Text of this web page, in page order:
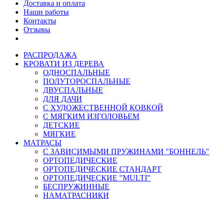
Доставка и оплата
Наши работы
Контакты
Отзывы
РАСПРОДАЖА
КРОВАТИ ИЗ ДЕРЕВА
ОДНОСПАЛЬНЫЕ
ПОЛУТОРОСПАЛЬНЫЕ
ДВУСПАЛЬНЫЕ
ДЛЯ ДАЧИ
С ХУДОЖЕСТВЕННОЙ КОВКОЙ
С МЯГКИМ ИЗГОЛОВЬЕМ
ДЕТСКИЕ
МЯГКИЕ
МАТРАСЫ
С ЗАВИСИМЫМИ ПРУЖИНАМИ "БОННЕЛЬ"
ОРТОПЕДИЧЕСКИЕ
ОРТОПЕДИЧЕСКИЕ СТАНДАРТ
ОРТОПЕДИЧЕСКИЕ "MULTI"
БЕСПРУЖИННЫЕ
НАМАТРАСНИКИ